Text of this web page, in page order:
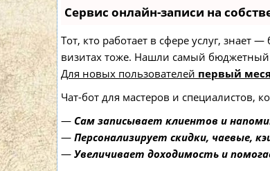
Сервис онлайн-записи на
Тот, кто работает в сфере услуг,
визитах тоже. Нашли самый
Для новых пользователей первый
Чат-бот для мастеров и специалистов,
— Сам записывает клиентов и
— Персонализирует скидки, чаевые,
— Увеличивает доходимость и